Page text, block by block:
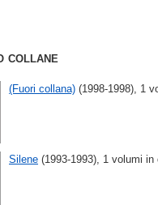
collane
(Fuori collana) (1998-1998), 1
Silene (1993-1993), 1 volumi in